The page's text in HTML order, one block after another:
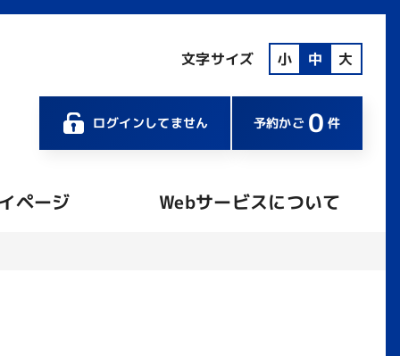
文字サイズ 小 中 大
ログインしてません 予約かご 0 件
ページ Webサービスについて